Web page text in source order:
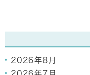
2026年8月